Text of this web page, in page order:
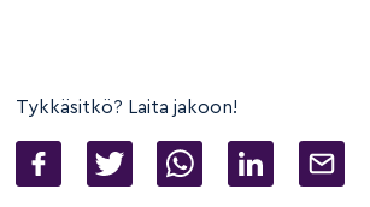
Tykkäsitkö? Laita jakoon!